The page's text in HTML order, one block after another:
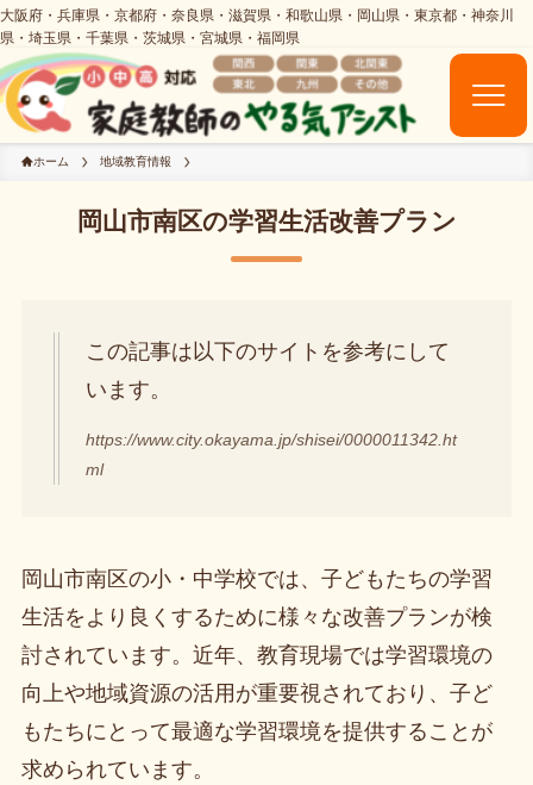
ホーム 地域教育情報
岡山市南区の学習生活改善プラン
この記事は以下のサイトを参考にして
います。
https://www.city.okayama.jp/shisei/0000011342.ht
ml
岡山市南区の小・中学校では、子どもたちの学習
生活をより良くするために様々な改善プランが検
討されています。近年、教育現場では学習環境の
向上や地域資源の活用が重要視されており、子ど
もたちにとって最適な学習環境を提供することが
求められています。